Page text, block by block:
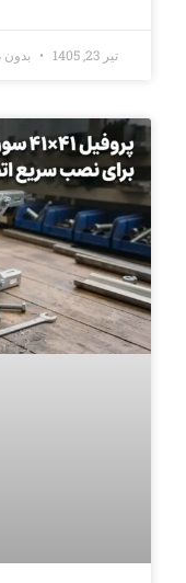
تیر 23, 1405 بدون